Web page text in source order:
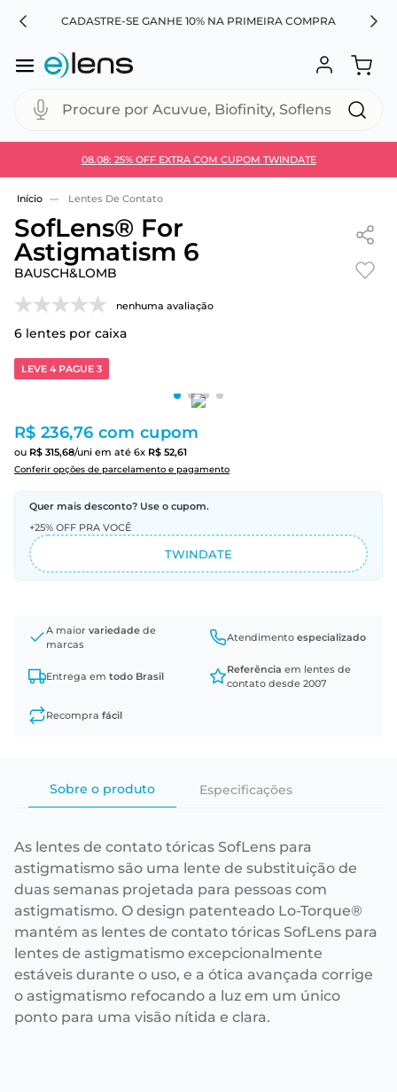
CADASTRE-SE GANHE 10% NA PRIMEIRA COMPRA
Procure por Acuvue, Biofinity, Soflens...
08.08: 25% OFF EXTRA COM CUPOM TWINDATE
Use 30HOJE e ganhe 30% OFF + economia extra no
Lentes De Contato
SofLens® For
Astigmatism 6
BAUSCH&LOMB
nenhuma avaliação
6 lentes por caixa
LEVE 4 PAGUE 3
R$ 236,76 com cupom
ou R$ 315,68/uni em até 6x R$ 52,61
Conferir opções de parcelamento e pagamento
Quer mais desconto? Use o cupom.
+25% OFF PRA VOCÊ
TWINDATE
A maior variedade de
marcas
Atendimento especializado
Entrega em todo Brasil
Referência em lentes de
contato desde 2007
Recompra fácil
Sobre o produto Especificações
As lentes de contato tóricas SofLens para
astigmatismo são uma lente de substituição de
duas semanas projetada para pessoas com
astigmatismo. O design patenteado Lo-Torque®
mantém as lentes de contato tóricas SofLens para
lentes de astigmatismo excepcionalmente
estáveis durante o uso, e a ótica avançada corrige
o astigmatismo refocando a luz em um único
ponto para uma visão nítida e clara.